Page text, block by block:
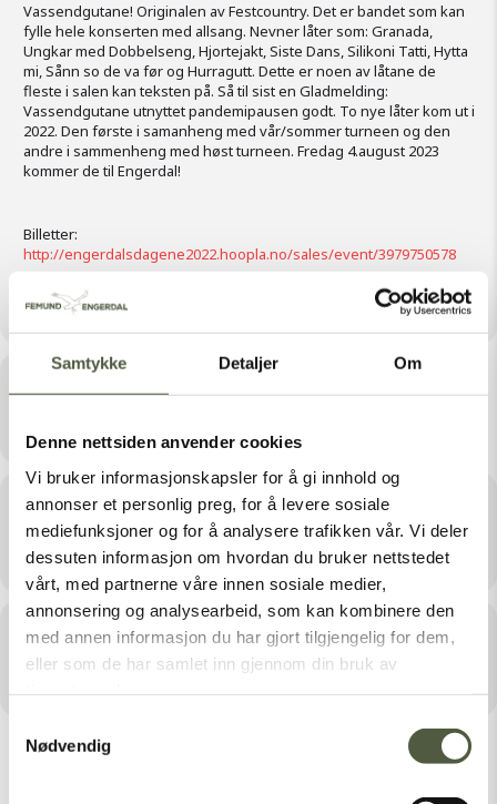
Samtykke Detaljer Om
Denne nettsiden anvender cookies
Vi bruker informasjonskapsler for å gi innhold og
annonser et personlig preg, for å levere sosiale
mediefunksjoner og for å analysere trafikken vår. Vi deler
dessuten informasjon om hvordan du bruker nettstedet
vårt, med partnerne våre innen sosiale medier,
annonsering og analysearbeid, som kan kombinere den
med annen informasjon du har gjort tilgjengelig for dem,
eller som de har samlet inn gjennom din bruk av
Nødvendig
Vassendgutane! Originalen av Festcountry. Det er bandet som kan
fylle hele konserten med allsang. Nevner låter som: Granada,
Ungkar med Dobbelseng, Hjortejakt, Siste Dans, Silikoni Tatti, Hytta
mi, Sånn so de va før og Hurragutt. Dette er noen av låtane de
fleste i salen kan teksten på. Så til sist en Gladmelding:
Vassendgutane utnyttet pandemipausen godt. To nye låter kom ut i
2022. Den første i samanheng med vår/sommer turneen og den
andre i sammenheng med høst turneen. Fredag 4.august 2023
kommer de til Engerdal!
Billetter:
http://engerdalsdagene2022.hoopla.no/sales/event/3979750578
Tid
Sted
Engerdal samfunnshus
Arrangør